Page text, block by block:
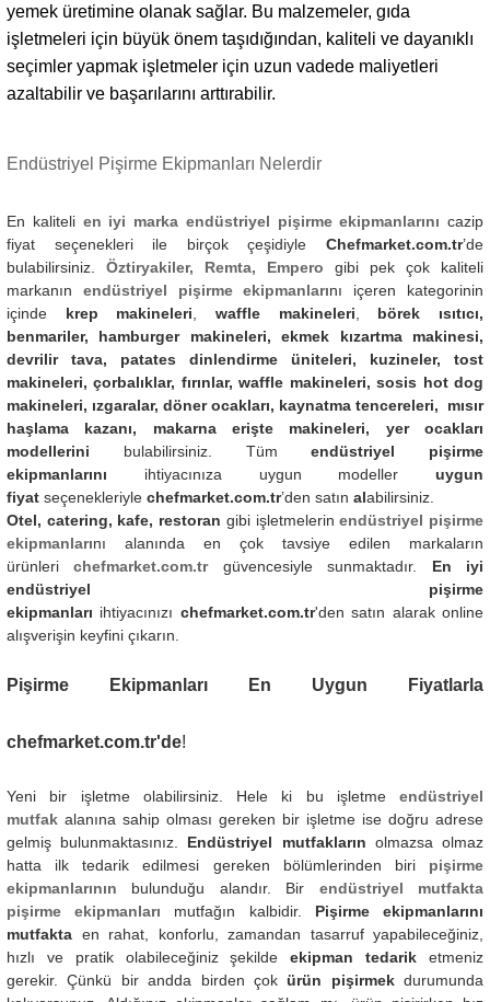
yemek üretimine olanak sağlar. Bu malzemeler, gıda
işletmeleri için büyük önem taşıdığından, kaliteli ve dayanıklı
seçimler yapmak işletmeler için uzun vadede maliyetleri
azaltabilir ve başarılarını arttırabilir.
Endüstriyel Pişirme Ekipmanları Nelerdir
En kaliteli en iyi marka endüstriyel pişirme ekipmanlarını cazip
fiyat seçenekleri ile birçok çeşidiyle Chefmarket.com.tr’de
bulabilirsiniz.
Öztiryakiler, Remta, Empero gibi pek çok kaliteli
markanın endüstriyel pişirme ekipmanlarını içeren kategorinin
içinde krep makineleri waffle makineleri
börek ısıtıcı,
benmariler, hamburger makineleri, ekmek kızartma makinesi,
devrilir tava, patates dinlendirme üniteleri, kuzineler, tost
makineleri, çorbalıklar, fırınlar, waffle makineleri, sosis hot dog
makineleri, ızgaralar, döner ocakları, kaynatma tencereleri, mısır
haşlama kazanı, makarna erişte makineleri, yer ocakları
modellerini bulabilirsiniz. Tümendüstriyel pişirme
ekipmanlarını ihtiyacınıza uygun modeller uygun
fiyat seçenekleriyle chefmarket.com.tr’den satın alabilirsiniz.
Otel, catering, kafe, restoran gibi işletmelerinendüstriyel pişirme
ekipmanlarını alanında en çok tavsiye edilen markaların
ürünlerichefmarket.com.tr güvencesiyle sunmaktadır.
En iyi
endüstriyel pişirme
ekipmanları ihtiyacınızı chefmarket.com.tr'den satın alarak online
alışverişin keyfini çıkarın.
Pişirme Ekipmanları En Uygun Fiyatlarla
chefmarket.com.tr'de!
Yeni bir işletme olabilirsiniz. Hele ki bu işletme endüstriyel
mutfak alanına sahip olması gereken bir işletme ise doğru adrese
gelmiş bulunmaktasınız. Endüstriyel mutfakların olmazsa olmaz
hatta ilk tedarik edilmesi gereken bölümlerinden biri pişirme
ekipmanlarının bulunduğu alandır. Bir endüstriyel mutfakta
pişirme ekipmanları mutfağın kalbidir. Pişirme ekipmanlarını
mutfakta en rahat, konforlu, zamandan tasarruf yapabileceğiniz,
hızlı ve pratik olabileceğiniz şekildeekipman tedarik etmeniz
gerekir. Çünkü bir andda birden çokürün pişirmekdurumunda